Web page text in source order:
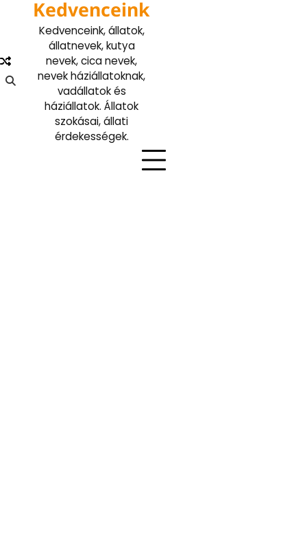
Kedvenceink
Kedvenceink, állatok,
állatnevek, kutya
nevek, cica nevek,
nevek háziállatoknak,
vadállatok és
háziállatok. Állatok
szokásai, állati
érdekességek.